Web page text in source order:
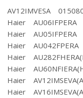
AV12IMVESA
Haier AU06IFPERA
Haier AU05IFPERA
Haier AU042FPERA
Haier
Haier
Haier
Haier